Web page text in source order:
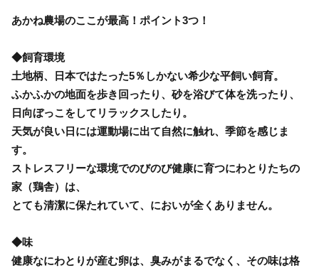
あかね農場のここが最高！ポイント3つ！
◆飼育環境
土地柄、日本ではたった5％しかない希少な平飼い飼育。
ふかふかの地面を歩き回ったり、砂を浴びて体を洗ったり、
日向ぼっこをしてリラックスしたり。
天気が良い日には運動場に出て自然に触れ、季節を感じま
す。
ストレスフリーな環境でのびのび健康に育つにわとりたちの
家（鶏舎）は、
とても清潔に保たれていて、においが全くありません。
◆味
健康なにわとりが産む卵は、臭みがまるでなく、その味は格